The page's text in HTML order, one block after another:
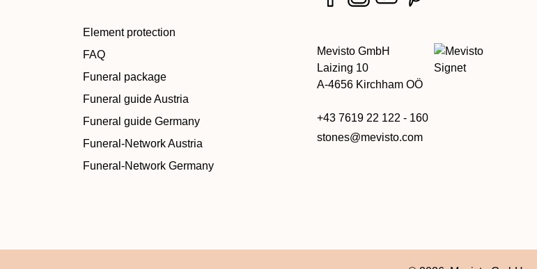
Element protection
FAQ
Funeral package
Funeral guide Austria
Funeral guide Germany
Funeral-Network Austria
Funeral-Network Germany
Mevisto GmbH
Laizing 10
A-4656 Kirchham OÖ
+43 7619 22 122 - 160
stones@mevisto.com